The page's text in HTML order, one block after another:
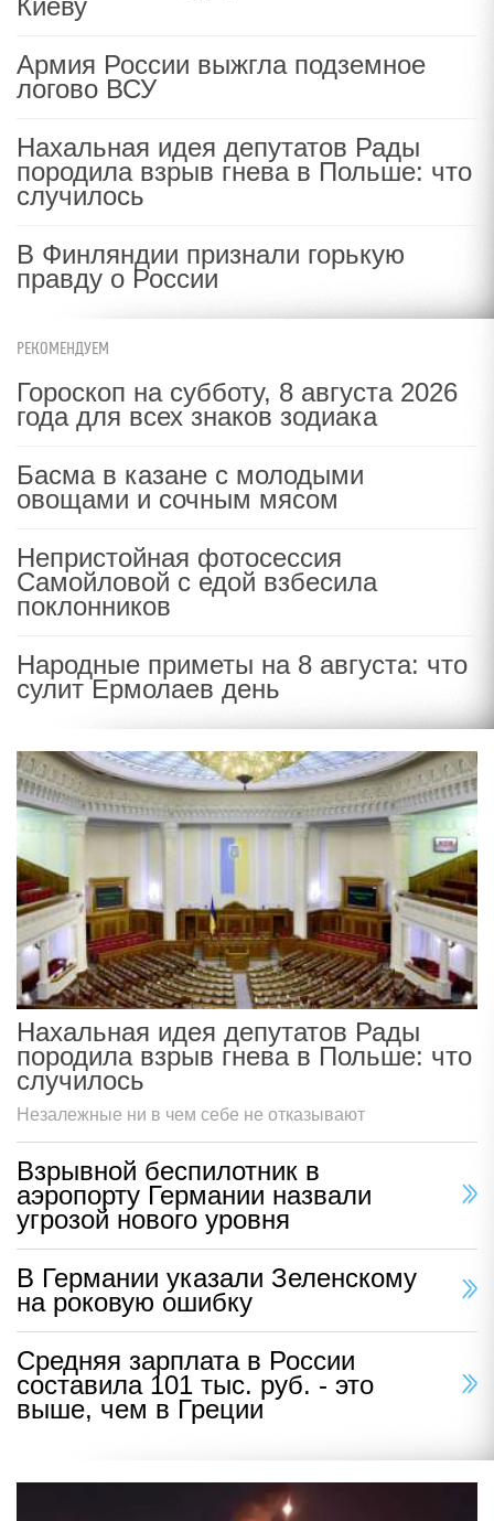
Киеву
Армия России выжгла подземное
логово ВСУ
Нахальная идея депутатов Рады
породила взрыв гнева в Польше: что
случилось
В Финляндии признали горькую
правду о России
РЕКОМЕНДУЕМ
Гороскоп на субботу, 8 августа 2026
года для всех знаков зодиака
Басма в казане с молодыми
овощами и сочным мясом
Непристойная фотосессия
Самойловой с едой взбесила
поклонников
Народные приметы на 8 августа: что
сулит Ермолаев день
Нахальная идея депутатов Рады
породила взрыв гнева в Польше: что
случилось
Незалежные ни в чем себе не отказывают
Взрывной беспилотник в
аэропорту Германии назвали
угрозой нового уровня
В Германии указали Зеленскому
на роковую ошибку
Средняя зарплата в России
составила 101 тыс. руб. - это
выше, чем в Греции